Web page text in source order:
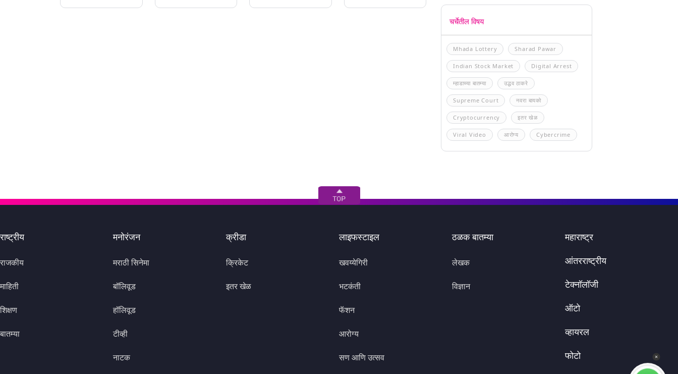
चर्चेतील विषय
Mhada Lottery Sharad Pawar
Indian Stock Market Digital Arrest
म्हाडाच्या बातम्या उद्धव ठाकरे
Supreme Court नवरा बायको
Cryptocurrency इतर खेळ
Viral Video आरोग्य Cybercrime
राष्ट्रीय
राजकीय
माहिती
शिक्षण
बातम्या
मनोरंजन
मराठी सिनेमा
बॉलिवूड
हॉलिवूड
टीव्ही
नाटक
क्रीडा
क्रिकेट
इतर खेळ
लाइफस्टाइल
खवय्येगिरी
भटकंती
फॅशन
आरोग्य
सण आणि उत्सव
ठळक बातम्या
लेखक
विज्ञान
महाराष्ट्र
आंतरराष्ट्रीय
टेक्नॉलॉजी
ऑटो
व्हायरल
फोटो